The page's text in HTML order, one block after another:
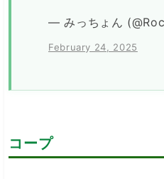
— みっちょん
February 24, 2025
コープ